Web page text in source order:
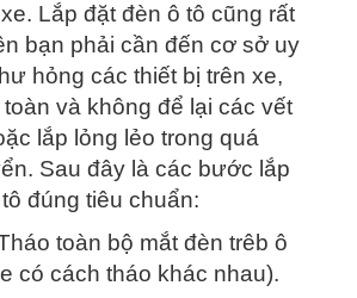
Lắp đặt đèn ô tô cũng rất
bạn phải cần đến cơ sở uy
hỏng các thiết bị trên xe,
và không để lại các vết
lắp lỏng lẻo trong quá
Sau đây là các bước lắp
đúng tiêu chuẩn:
toàn bộ mắt đèn trêb ô
có cách tháo khác nhau).